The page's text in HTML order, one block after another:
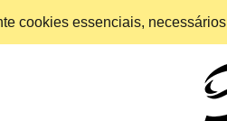
cookies essenciais,